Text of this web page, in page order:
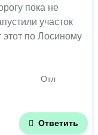
пока не
участок
этот по Лосиному
Отл
Ответить